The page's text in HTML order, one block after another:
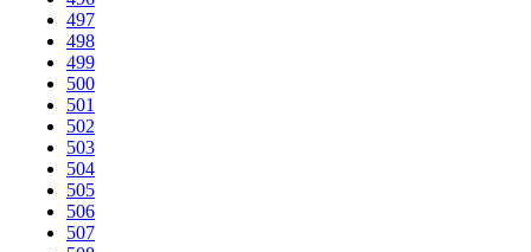
497
498
499
500
501
502
503
504
505
506
507